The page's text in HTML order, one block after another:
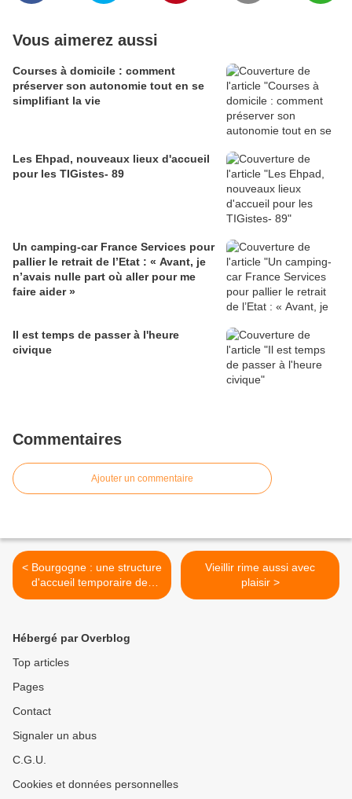
Vous aimerez aussi
Courses à domicile : comment
préserver son autonomie tout en se
simplifiant la vie
Les Ehpad, nouveaux lieux d'accueil
pour les TIGistes- 89
Un camping-car France Services pour
pallier le retrait de l’Etat : « Avant, je
n’avais nulle part où aller pour me
faire aider »
Il est temps de passer à l'heure
civique
Commentaires
Ajouter un commentaire
< Bourgogne : une structure
d'accueil temporaire des
petits frères des Pauvres
Vieillir rime aussi avec
plaisir >
Hébergé par Overblog
Top articles
Pages
Contact
Signaler un abus
C.G.U.
Cookies et données personnelles